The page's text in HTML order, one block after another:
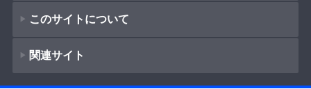
ドラマ
映画
お知らせ
イベント
会社概要
（Company Information）
採用情報
このサイトについて
著作権とリンク
関連サイト